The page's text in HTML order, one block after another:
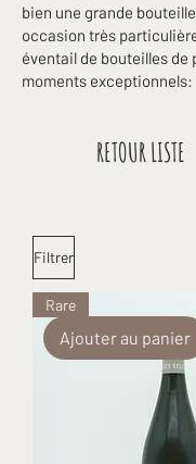
bien une grande
occasion très
éventail de bouteilles de
moments exceptionnels:
RETOUR LISTE
Filtrer
Ajouter au panier
Rare